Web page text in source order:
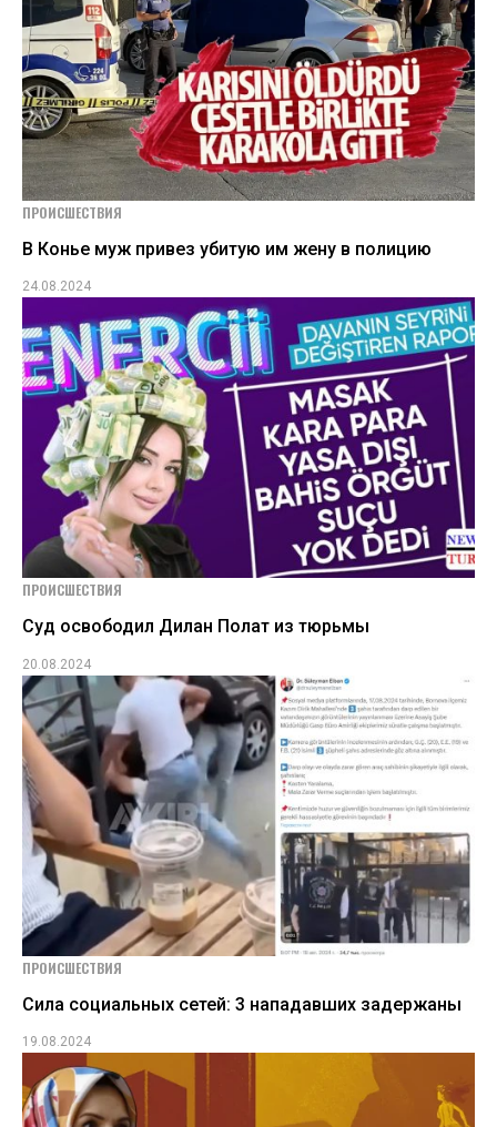
ПРОИСШЕСТВИЯ
В Конье муж привез убитую им жену в полицию
24.08.2024
ПРОИСШЕСТВИЯ
Суд освободил Дилан Полат из тюрьмы
20.08.2024
ПРОИСШЕСТВИЯ
Сила социальных сетей: 3 нападавших задержаны
19.08.2024